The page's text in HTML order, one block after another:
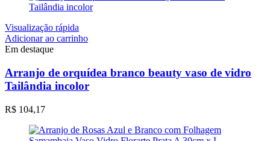
Visualização rápida
Adicionar ao carrinho
Em destaque
Arranjo de orquídea branco beauty vaso de vidro
Tailândia incolor
R$ 104,17